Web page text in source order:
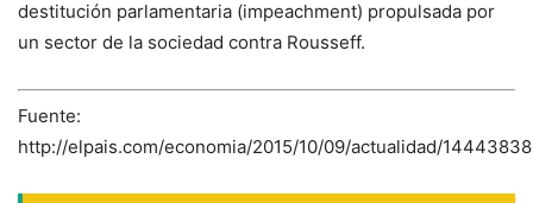
destitución parlamentaria (impeachment) propulsada por
un sector de la sociedad contra Rousseff.
Fuente:
http://elpais.com/economia/2015/10/09/actualidad/